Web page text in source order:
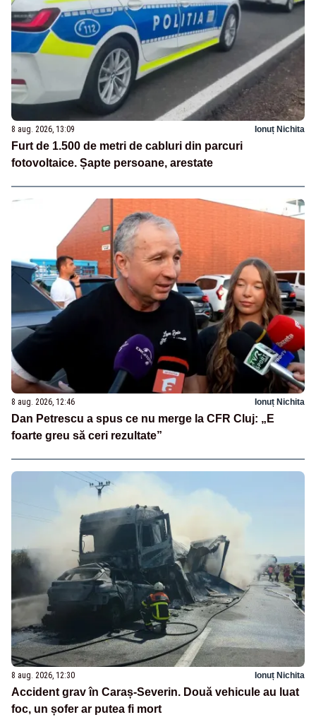
8 aug. 2026, 13:09 Ionuț Nichita
Furt de 1.500 de metri de cabluri din parcuri
fotovoltaice. Șapte persoane, arestate
8 aug. 2026, 12:46 Ionuț Nichita
Dan Petrescu a spus ce nu merge la CFR Cluj: „E
foarte greu să ceri rezultate”
8 aug. 2026, 12:30 Ionuț Nichita
Accident grav în Caraș-Severin. Două vehicule au luat
foc, un șofer ar putea fi mort